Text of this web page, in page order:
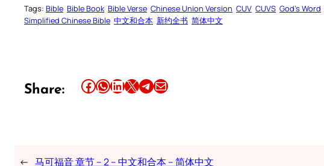
Tags: Bible Bible Book Bible Verse Chinese Union Version CUV CUVS God’s Word
Simplified Chinese Bible 中文和合本 新约全书 简体中文
Share: Share this article on Facebook Share this article on WhatsApp Share this article on LinkedIn Share this article on X Share this article on TelegramEmail this Article
← 马可福音 章节 – 2 – 中文和合本 – 简体中文